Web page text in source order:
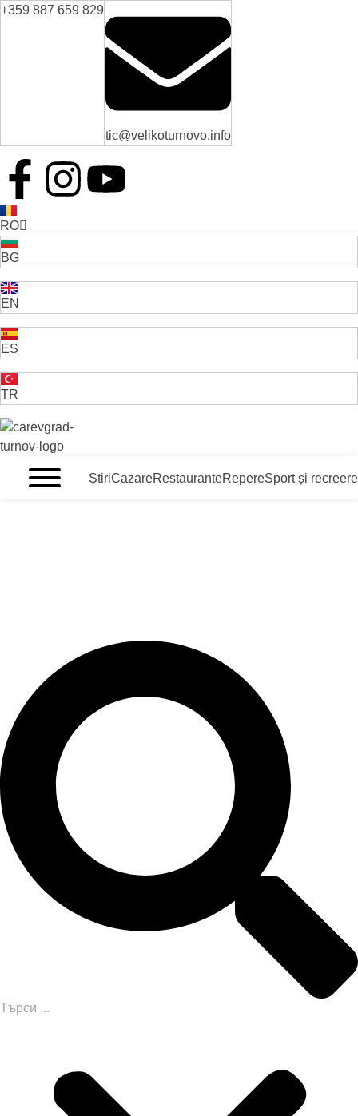
+359 887 659 829
tic@velikoturnovo.info
RO
BG
EN
ES
TR
VELIKO TARNOVO - CAPITALA MEDIEVALĂ A BULGARII
ȘtiriCazareRestauranteRepereSport și recreere